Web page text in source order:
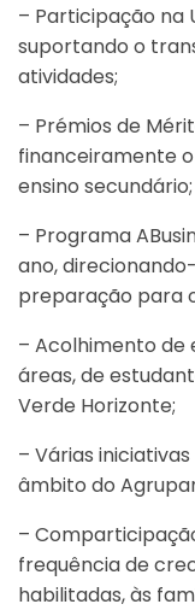
– Participação na
suportando o
atividades;
– Prémios de
financeiramente o
ensino secundário;
– Programa
ano,
preparação para
– Acolhimento de
áreas, de
Verde Horizonte;
– Várias
âmbito do
–
frequência de
habilitadas, às